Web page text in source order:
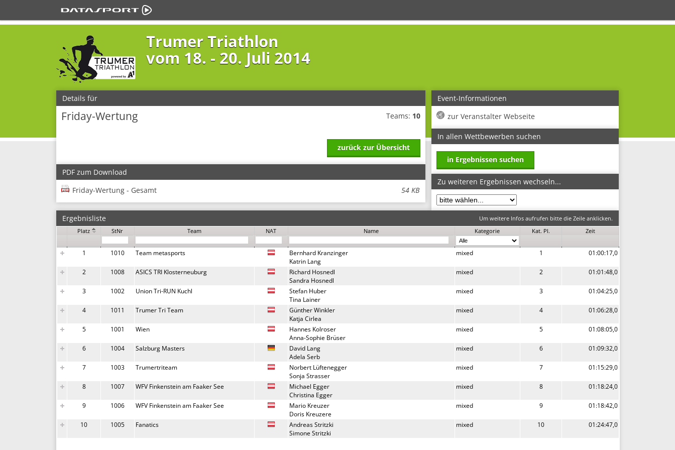
Trumer Triathlon
vom 18. - 20. Juli 2014
Details für
Friday-Wertung Teams: 10
zurück zur Übersicht
PDF zum Download
Friday-Wertung - Gesamt
54 KB
Event-Informationen
zur Veranstalter Webseite
In allen Wettbewerben suchen
in Ergebnissen suchen
Zu weiteren Ergebnissen wechseln...
Ergebnisliste
Um weitere Infos aufrufen bitte die Zeile anklicken.
Platz
StNr Team NAT Name Kategorie Kat. Pl. Zeit
1 1010 Team metasports
Bernhard Kranzinger
Katrin Lang
mixed 1 01:00:17,0
2 1008 ASICS TRI Klosterneuburg
Richard Hosnedl
Sandra Hosnedl
mixed 2 01:01:48,0
3 1002 Union Tri-RUN Kuchl
Stefan Huber
Tina Lainer
mixed 3 01:04:25,0
4 1011 Trumer Tri Team
Günther Winkler
Katja Cirlea
mixed 4 01:06:28,0
5 1001 Wien
Hannes Kolroser
Anna-Sophie Brüser
mixed 5 01:08:05,0
6 1004 Salzburg Masters
David Lang
Adela Serb
mixed 6 01:09:32,0
7 1003 Trumertriteam
Norbert Lüftenegger
Sonja Strasser
mixed 7 01:15:29,0
8 1007 WFV Finkenstein am Faaker See
Michael Egger
Christina Egger
mixed 8 01:18:24,0
9 1006 WFV Finkenstein am Faaker See
Mario Kreuzer
Doris Kreuzere
mixed 9 01:18:42,0
10 1005 Fanatics
Andreas Stritzki
Simone Stritzki
mixed 10 01:24:47,0